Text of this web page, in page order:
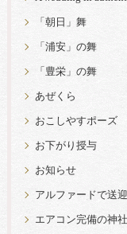
「朝日」舞
「浦安」の舞
「豊栄」の舞
あぜくら
おこしやすポーズ
お下がり授与
お知らせ
アルファードで送迎
エアコン完備の神社